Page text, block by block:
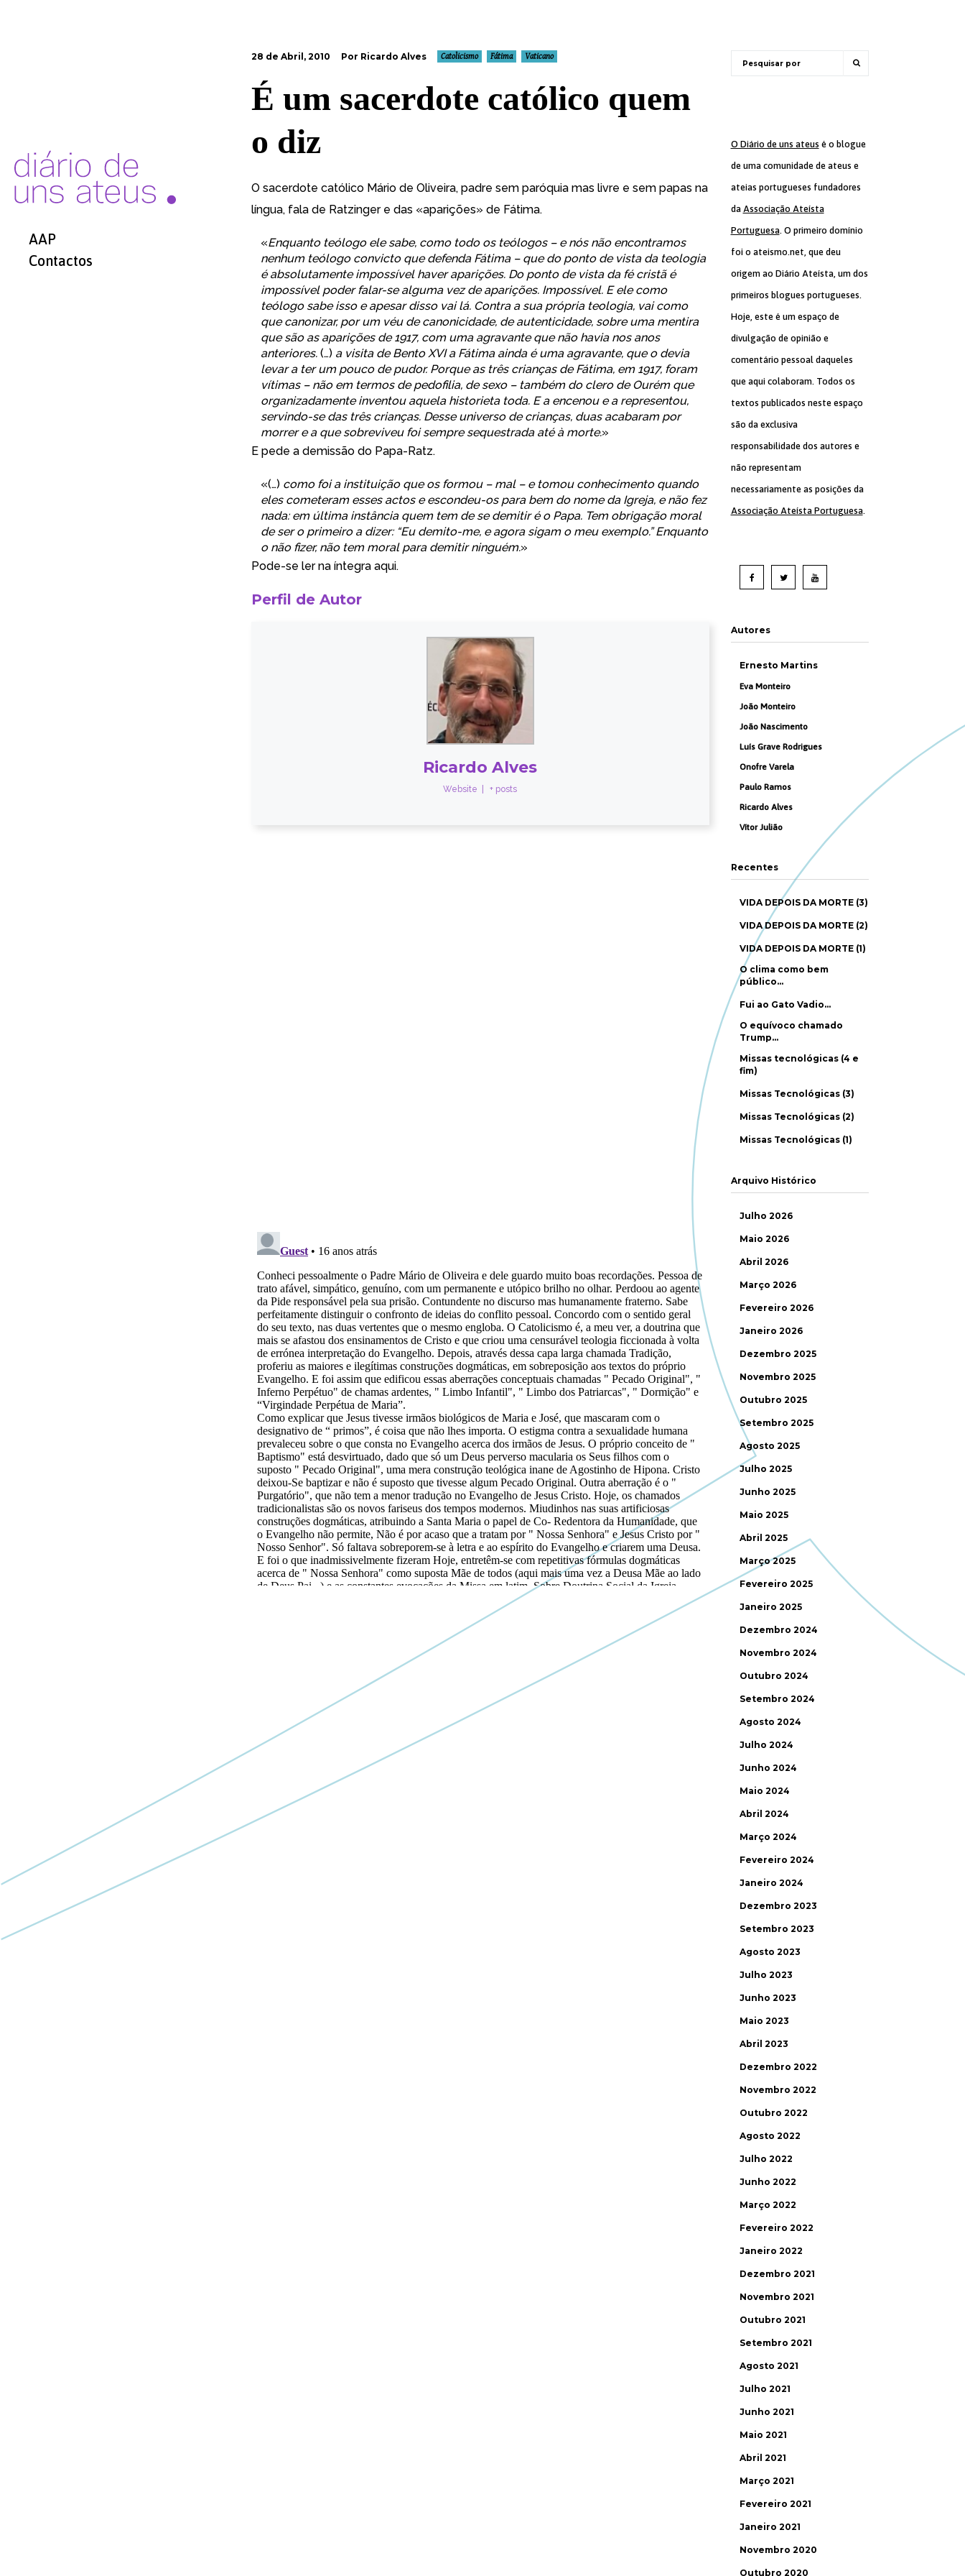
AAP
Contactos
28 de Abril, 2010 Por Ricardo Alves Catolicismo Fátima Vaticano
É um sacerdote católico quem
o diz
O sacerdote católico Mário de Oliveira, padre sem paróquia mas livre e sem papas na
língua, fala de Ratzinger e das «aparições» de Fátima.
«Enquanto teólogo ele sabe, como todo os teólogos – e nós não encontramos
nenhum teólogo convicto que defenda Fátima – que do ponto de vista da teologia
é absolutamente impossível haver aparições. Do ponto de vista da fé cristã é
impossível poder falar-se alguma vez de aparições. Impossível. E ele como
teólogo sabe isso e apesar disso vai lá. Contra a sua própria teologia, vai como
que canonizar, por um véu de canonicidade, de autenticidade, sobre uma mentira
que são as aparições de 1917, com uma agravante que não havia nos anos
anteriores.(…) a visita de Bento XVI a Fátima ainda é uma agravante, que o devia
levar a ter um pouco de pudor. Porque as três crianças de Fátima, em 1917, foram
vítimas – não em termos de pedofilia, de sexo – também do clero de Ourém que
organizadamente inventou aquela historieta toda. E a encenou e a representou,
servindo-se das três crianças. Desse universo de crianças, duas acabaram por
morrer e a que sobreviveu foi sempre sequestrada até à morte.»
E pede a demissão do Papa-Ratz.
«(…) como foi a instituição que os formou – mal – e tomou conhecimento quando
eles cometeram esses actos e escondeu-os para bem do nome da Igreja, e não fez
nada: em última instância quem tem de se demitir é o Papa. Tem obrigação moral
de ser o primeiro a dizer: “Eu demito-me, e agora sigam o meu exemplo.” Enquanto
o não fizer, não tem moral para demitir ninguém.»
Pode-se ler na íntegra aqui.
Perfil de Autor
Ricardo Alves
Website + posts
O Diário de uns ateus é o blogue
de uma comunidade de ateus e
ateias portugueses fundadores
da Associação Ateísta
Portuguesa. O primeiro domínio
foi o ateismo.net, que deu
origem ao Diário Ateísta, um dos
primeiros blogues portugueses.
Hoje, este é um espaço de
divulgação de opinião e
comentário pessoal daqueles
que aqui colaboram. Todos os
textos publicados neste espaço
são da exclusiva
responsabilidade dos autores e
não representam
necessariamente as posições da
Associação Ateísta Portuguesa.
Autores
Ernesto Martins
Eva Monteiro
João Monteiro
João Nascimento
Luís Grave Rodrigues
Onofre Varela
Paulo Ramos
Ricardo Alves
Vítor Julião
Recentes
VIDA DEPOIS DA MORTE (3)
VIDA DEPOIS DA MORTE (2)
VIDA DEPOIS DA MORTE (1)
O clima como bem
público…
Fui ao Gato Vadio…
O equívoco chamado
Trump…
Missas tecnológicas (4 e
fim)
Missas Tecnológicas (3)
Missas Tecnológicas (2)
Missas Tecnológicas (1)
Arquivo Histórico
Julho 2026
Maio 2026
Abril 2026
Março 2026
Fevereiro 2026
Janeiro 2026
Dezembro 2025
Novembro 2025
Outubro 2025
Setembro 2025
Agosto 2025
Julho 2025
Junho 2025
Maio 2025
Abril 2025
Março 2025
Fevereiro 2025
Janeiro 2025
Dezembro 2024
Novembro 2024
Outubro 2024
Setembro 2024
Agosto 2024
Julho 2024
Junho 2024
Maio 2024
Abril 2024
Março 2024
Fevereiro 2024
Janeiro 2024
Dezembro 2023
Setembro 2023
Agosto 2023
Julho 2023
Junho 2023
Maio 2023
Abril 2023
Dezembro 2022
Novembro 2022
Outubro 2022
Agosto 2022
Julho 2022
Junho 2022
Março 2022
Fevereiro 2022
Janeiro 2022
Dezembro 2021
Novembro 2021
Outubro 2021
Setembro 2021
Agosto 2021
Julho 2021
Junho 2021
Maio 2021
Abril 2021
Março 2021
Fevereiro 2021
Janeiro 2021
Novembro 2020
Outubro 2020